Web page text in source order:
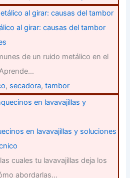
al girar: causas del tambor
de un ruido metálico en el
, secadora,tambor
en lavavajillas y soluciones
cuales tu lavavajillas deja los
abordarlas…